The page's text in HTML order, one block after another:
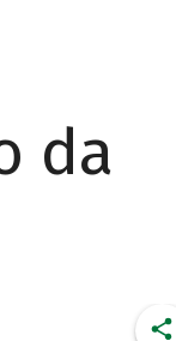
da